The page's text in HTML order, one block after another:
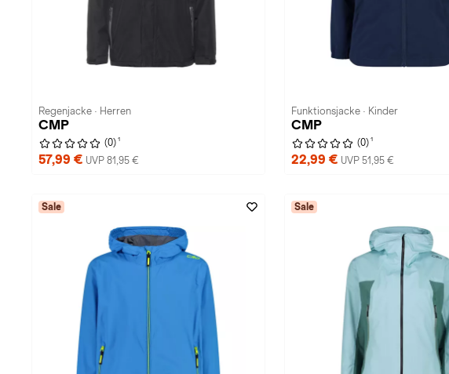
Regenjacke · Herren
CMP
(0) 1
57,99 € UVP 81,95 €
Funktionsjacke · Kinder
CMP
(0) 1
22,99 € UVP 51,95 €
Sale Sale